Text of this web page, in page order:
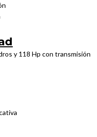
y 118 Hp con transmisión